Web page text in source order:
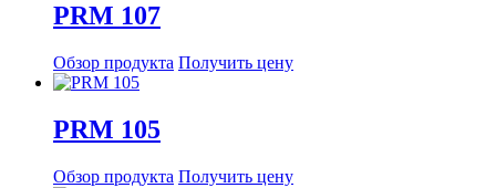
PRM 107
Обзор продукта Получить цену
PRM 105
Обзор продукта Получить цену